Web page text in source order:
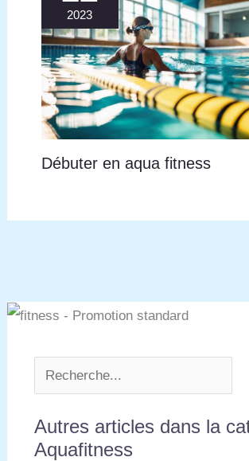
2023
Débuter en aqua fitness
Autres articles dans la
Aquafitness